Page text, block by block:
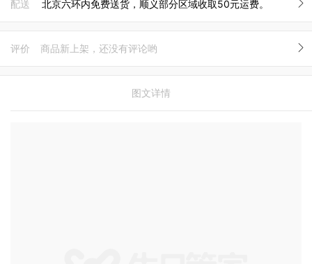
配送 北京六环内免费送货，顺义部分区域收取50元运费。
评价 商品新上架，还没有评论哟
图文详情